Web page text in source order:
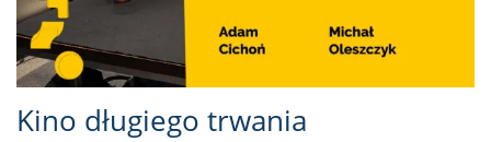
Kino długiego trwania